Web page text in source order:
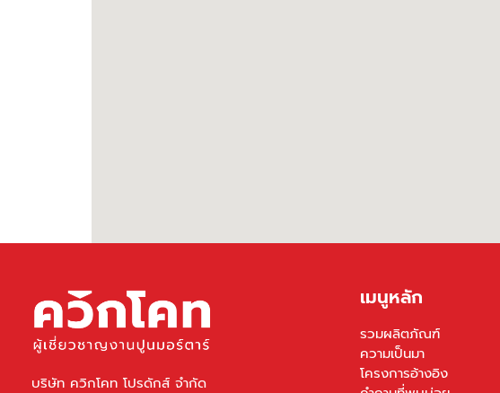
บริษัท ควิกโคท โปรดักส์ จำกัด
เมนูหลัก
รวมผลิตภัณฑ์
ความเป็นมา
โครงการอ้างอิง